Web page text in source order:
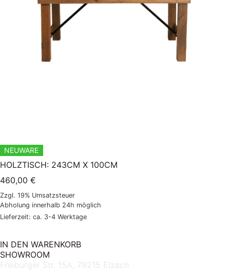
NEUWARE
HOLZTISCH: 243CM X 100CM
460,00 €
Zzgl. 19% Umsatzsteuer
Abholung innerhalb 24h möglich
Lieferzeit: ca. 3-4 Werktage
IN DEN WARENKORB
SHOWROOM
Freiburger Str. 15A, 79215 Elzach